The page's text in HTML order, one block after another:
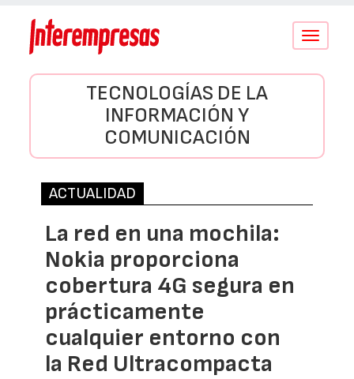
Conmutar
TECNOLOGÍAS DE LA
INFORMACIÓN Y
COMUNICACIÓN
ACTUALIDAD
La red en una mochila:
Nokia proporciona
cobertura 4G segura en
prácticamente
cualquier entorno con
la Red Ultracompacta